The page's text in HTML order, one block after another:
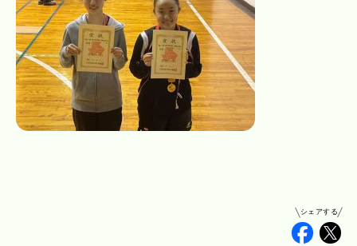
シェアする